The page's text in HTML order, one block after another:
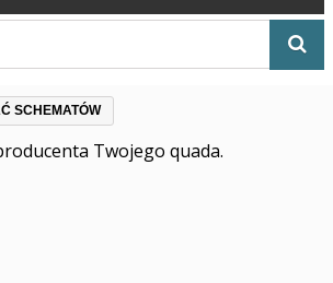
SCHEMATÓW
Twojego quada.